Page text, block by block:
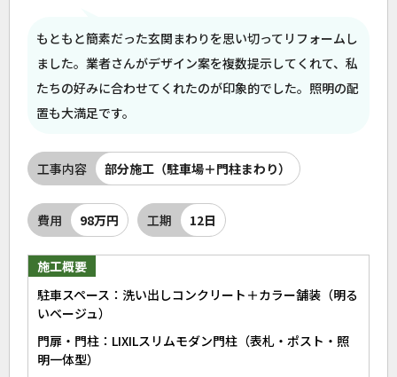
もともと簡素だった玄関まわりを思い切ってリフォームし
ました。業者さんがデザイン案を複数提示してくれて、私
たちの好みに合わせてくれたのが印象的でした。照明の配
置も大満足です。
工事内容 部分施工（駐車場＋門柱まわり）
費用 98万円 工期 12日
施工概要
駐車スペース：洗い出しコンクリート＋カラー舗装（明る
いベージュ）
門扉・門柱：LIXILスリムモダン門柱（表札・ポスト・照
明一体型）